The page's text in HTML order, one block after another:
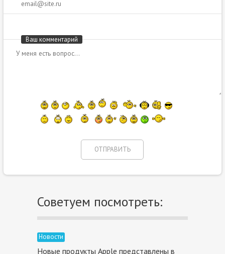
Ваш комментарий
Советуем посмотреть:
Новости
Новые продукты Apple представлены в